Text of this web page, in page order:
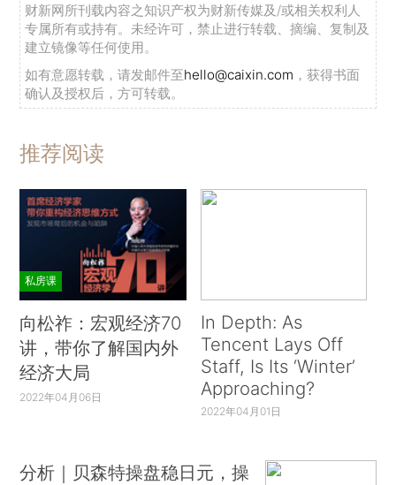
财新网所刊载内容之知识产权为财新传媒及/或相关权利人
专属所有或持有。未经许可，禁止进行转载、摘编、复制及
建立镜像等任何使用。
如有意愿转载，请发邮件至hello@caixin.com ，获得书面
确认及授权后，方可转载。
推荐阅读
私房课
向松祚：宏观经济70
讲，带你了解国内外
经济大局
2022年04月06日
In Depth: As
Tencent Lays Off
Staff, Is Its ‘Winter’
Approaching?
2022年04月01日
分析｜贝森特操盘稳日元，操